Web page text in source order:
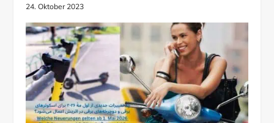
24. Oktober 2023